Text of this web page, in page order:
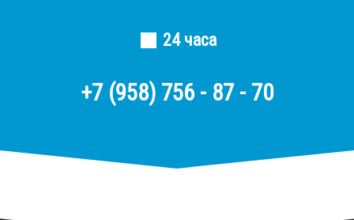
24 часа
+7 (958) 756 - 87 - 70